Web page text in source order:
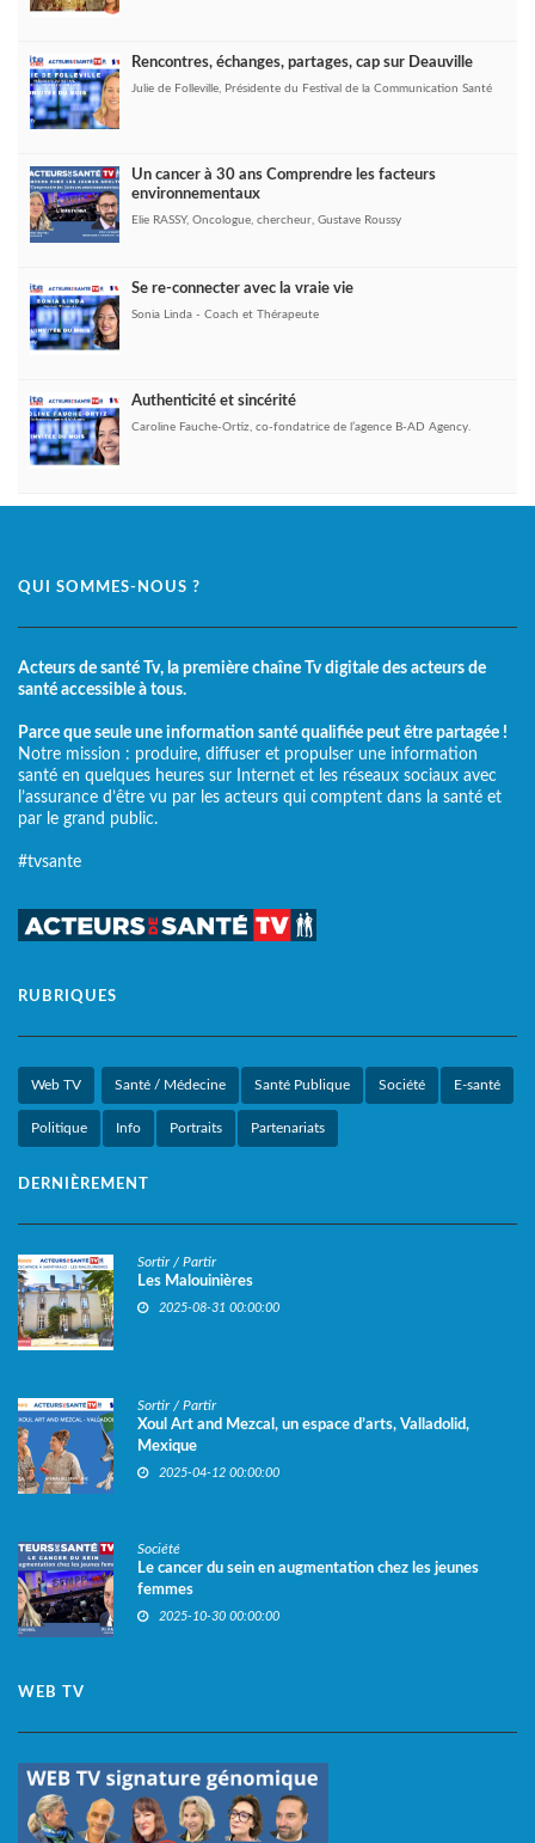
Rencontres, échanges, partages, cap sur Deauville
Julie de Folleville, Présidente du Festival de la Communication Santé
Un cancer à 30 ans Comprendre les facteurs
environnementaux
Elie RASSY, Oncologue, chercheur, Gustave Roussy
Se re-connecter avec la vraie vie
Sonia Linda - Coach et Thérapeute
Authenticité et sincérité
Caroline Fauche-Ortiz, co-fondatrice de l’agence B-AD Agency.
QUI SOMMES-NOUS ?
Acteurs de santé Tv, la première chaîne Tv digitale des acteurs de
santé accessible à tous.
Parce que seule une information santé qualifiée peut être partagée !
Notre mission : produire, diffuser et propulser une information
santé en quelques heures sur Internet et les réseaux sociaux avec
l’assurance d’être vu par les acteurs qui comptent dans la santé et
par le grand public.
#tvsante
RUBRIQUES
Web TV Santé / Médecine Santé Publique Société E-santé
Politique Info Portraits Partenariats
DERNIÈREMENT
Sortir / Partir
Les Malouinières
2025-08-31 00:00:00
Sortir / Partir
Xoul Art and Mezcal, un espace d’arts, Valladolid,
Mexique
2025-04-12 00:00:00
Société
Le cancer du sein en augmentation chez les jeunes
femmes
2025-10-30 00:00:00
WEB TV